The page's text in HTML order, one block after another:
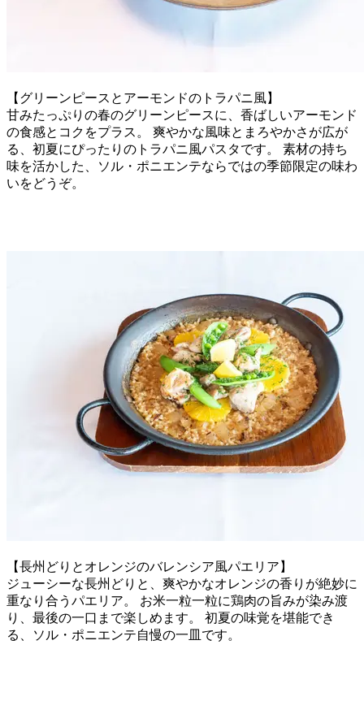
【グリーンピースとアーモンドのトラパニ風】
甘みたっぷりの春のグリーンピースに、香ばしいアーモンド
の食感とコクをプラス。 爽やかな風味とまろやかさが広が
る、初夏にぴったりのトラパニ風パスタです。 素材の持ち
味を活かした、ソル・ポニエンテならではの季節限定の味わ
いをどうぞ。
【長州どりとオレンジのバレンシア風パエリア】
ジューシーな長州どりと、爽やかなオレンジの香りが絶妙に
重なり合うパエリア。 お米一粒一粒に鶏肉の旨みが染み渡
り、最後の一口まで楽しめます。 初夏の味覚を堪能でき
る、ソル・ポニエンテ自慢の一皿です。